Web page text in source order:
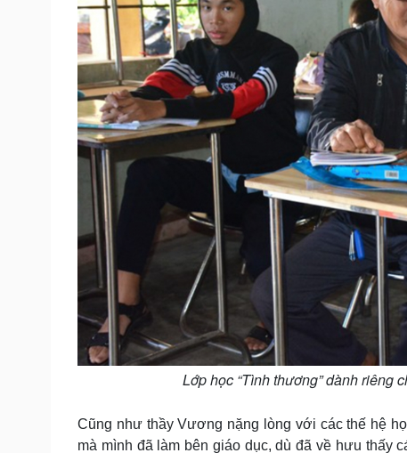
Lớp học “Tình thương” dành riêng
Cũng như thầy Vương nặng lòng với các thế hệ
mà mình đã làm bên giáo dục, dù đã về hưu thấy